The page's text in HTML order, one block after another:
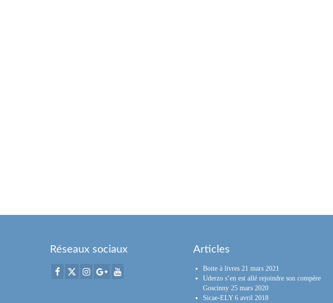
Réseaux sociaux Articles
Boite à livres 21 mars 2021
Uderzo s’en est allé rejoindre son compère
Goscinny 25 mars 2020
Sicae-ELY 6 avril 2018